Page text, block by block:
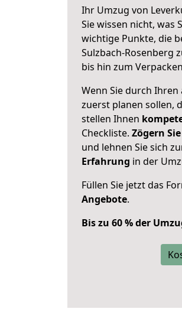
Ihr Umzug von
Sie wissen nicht, was
wichtige Punkte, die
Sulzbach-Rosenberg
bis hin zum
Wenn Sie durch
zuerst planen sollen,
stellen Ihnen
Checkliste. Zögern
und lehnen Sie sich
Erfahrung in der
Füllen Sie jetzt das
Angebote.
Bis zu 60 % der